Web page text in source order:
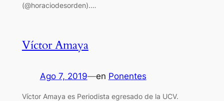
(@horaciodesorden).…
Víctor Amaya
Ago 7, 2019—en Ponentes
Víctor Amaya es Periodista egresado de la UCV.